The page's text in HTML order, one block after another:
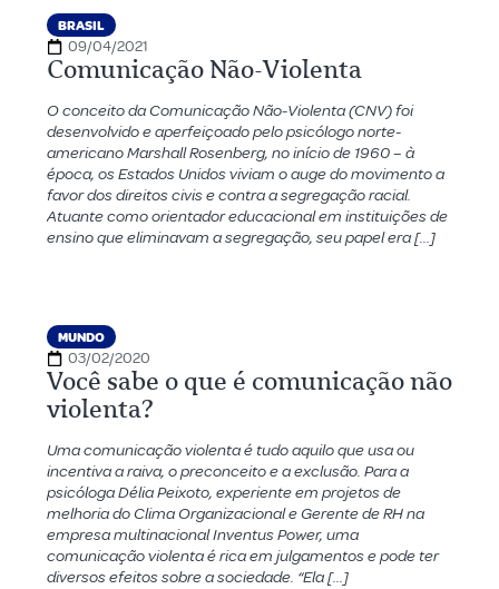
BRASIL
09/04/2021
Comunicação Não-Violenta
O conceito da Comunicação Não-Violenta (CNV) foi
desenvolvido e aperfeiçoado pelo psicólogo norte-
americano Marshall Rosenberg, no início de 1960 – à
época, os Estados Unidos viviam o auge do movimento a
favor dos direitos civis e contra a segregação racial.
Atuante como orientador educacional em instituições de
ensino que eliminavam a segregação, seu papel era […]
MUNDO
03/02/2020
Você sabe o que é comunicação não
violenta?
Uma comunicação violenta é tudo aquilo que usa ou
incentiva a raiva, o preconceito e a exclusão. Para a
psicóloga Délia Peixoto, experiente em projetos de
melhoria do Clima Organizacional e Gerente de RH na
empresa multinacional Inventus Power, uma
comunicação violenta é rica em julgamentos e pode ter
diversos efeitos sobre a sociedade. “Ela […]